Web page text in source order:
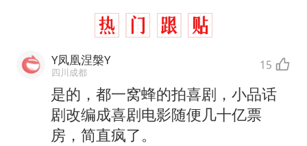
Y凤凰涅槃Y
四川成都 15
是的，都一窝蜂的拍喜剧，小品话
剧改编成喜剧电影随便几十亿票
房，简直疯了。